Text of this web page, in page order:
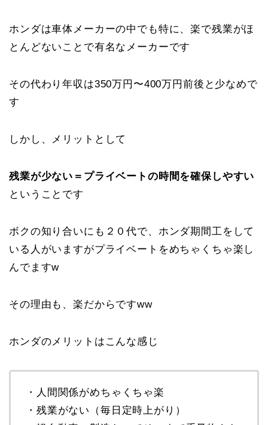
ホンダは車体メーカーの中でも特に、楽で残業がほ
とんどないことで有名なメーカーです
その代わり年収は350万円〜400万円前後と少なめで
す
しかし、メリットとして
残業が少ない＝プライベートの時間を確保しやすい
ということです
ボクの知り合いにも２０代で、ホンダ期間工をして
いる人がいますがプライベートをめちゃくちゃ楽し
んでますw
その理由も、楽だからですww
ホンダのメリットはこんな感じ
・人間関係がめちゃくちゃ楽
・残業がない（毎日定時上がり）